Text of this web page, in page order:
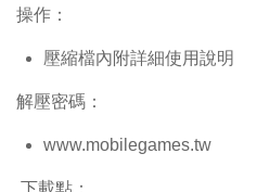
操作：
壓縮檔內附詳細使用說明
解壓密碼：
www.mobilegames.tw